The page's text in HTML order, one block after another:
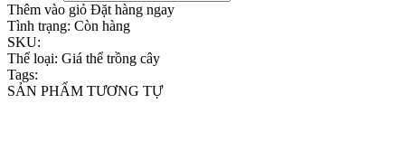
Thêm vào giỏ Đặt hàng ngay
Tình trạng: Còn hàng
SKU:
Thể loại: Giá thể trồng cây
Tags:
SẢN PHẨM TƯƠNG TỰ